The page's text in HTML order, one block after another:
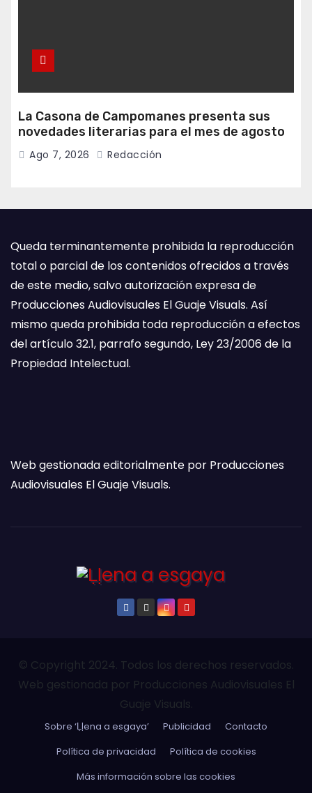
La Casona de Campomanes presenta sus
novedades literarias para el mes de agosto
Ago 7, 2026 Redacción
Queda terminantemente prohibida la reproducción
total o parcial de los contenidos ofrecidos a través
de este medio, salvo autorización expresa de
Producciones Audiovisuales El Guaje Visuals. Así
mismo queda prohibida toda reproducción a efectos
del artículo 32.1, parrafo segundo, Ley 23/2006 de la
Propiedad Intelectual.
Web gestionada editorialmente por Producciones
Audiovisuales El Guaje Visuals.
© Copyright 2024. Todos los derechos reservados.
Web gestionada por Producciones Audiovisuales El
Guaje Visuals.
Sobre ‘Ḷḷena a esgaya’ Publicidad
Contacto
Política de privacidad
Política de cookies
Más información sobre las cookies